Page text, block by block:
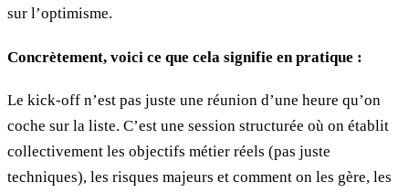
sur l’optimisme.
Concrètement, voici ce que cela signifie en pratique :
Le kick-off n’est pas juste une réunion d’une heure qu’on
coche sur la liste. C’est une session structurée où on établit
collectivement les objectifs métier réels (pas juste
techniques), les risques majeurs et comment on les gère, les